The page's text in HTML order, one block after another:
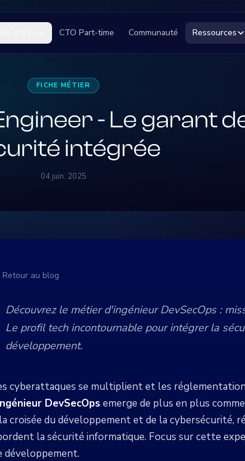
CTO Part-time Communauté Ressources
FICHE MÉTIER
- Le garant
intégrée
04 juin. 2025
au blog
Découvrez le métier d'ingénieur DevSecOps :
Le profil tech incontournable pour intégrer la
développement.
cyberattaques se multiplient et les
DevSecOps emerge de plus en plus
croisée du développement et de la cybersécurité,
la sécurité informatique. Focus sur cette
développement.